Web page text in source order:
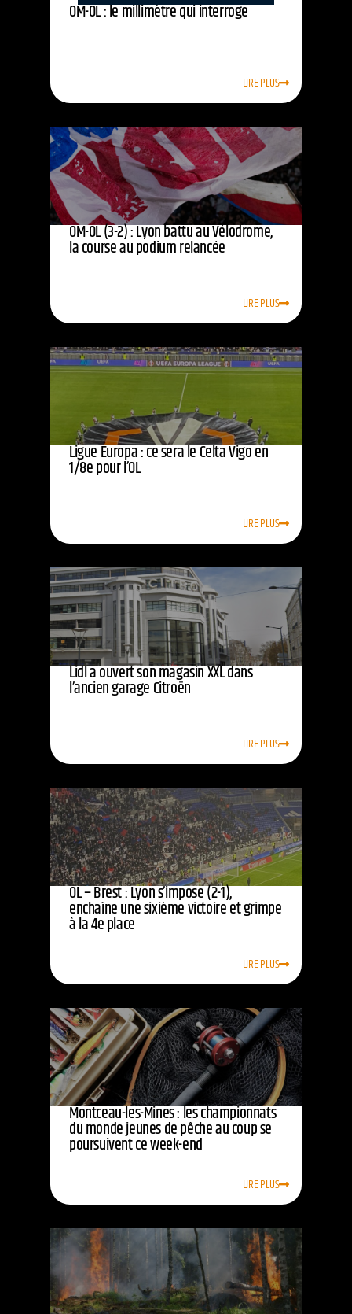
OM-OL : le millimètre qui interroge
LIRE PLUS
OM-OL (3-2) : Lyon battu au Vélodrome,
la course au podium relancée
LIRE PLUS
Ligue Europa : ce sera le Celta Vigo en
1/8e pour l’OL
LIRE PLUS
Lidl a ouvert son magasin XXL dans
l’ancien garage Citroën
LIRE PLUS
OL – Brest : Lyon s’impose (2-1),
enchaîne une sixième victoire et grimpe
à la 4e place
LIRE PLUS
Montceau-les-Mines : les championnats
du monde jeunes de pêche au coup se
poursuivent ce week-end
LIRE PLUS